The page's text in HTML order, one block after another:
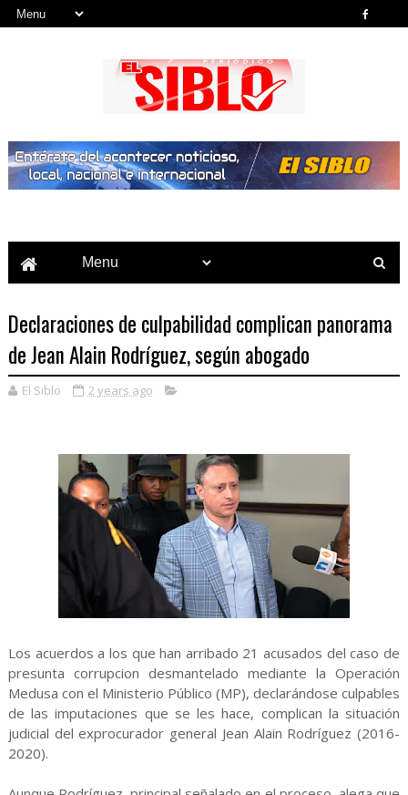
Declaraciones de culpabilidad complican panorama
de Jean Alain Rodríguez, según abogado
El Siblo 2 years ago
Los acuerdos a los que han arribado 21 acusados del caso de
presunta corrupcion desmantelado mediante la Operación
Medusa con el Ministerio Público (MP), declarándose culpables
de las imputaciones que se les hace, complican la situación
judicial del exprocurador general Jean Alain Rodríguez (2016-
2020).